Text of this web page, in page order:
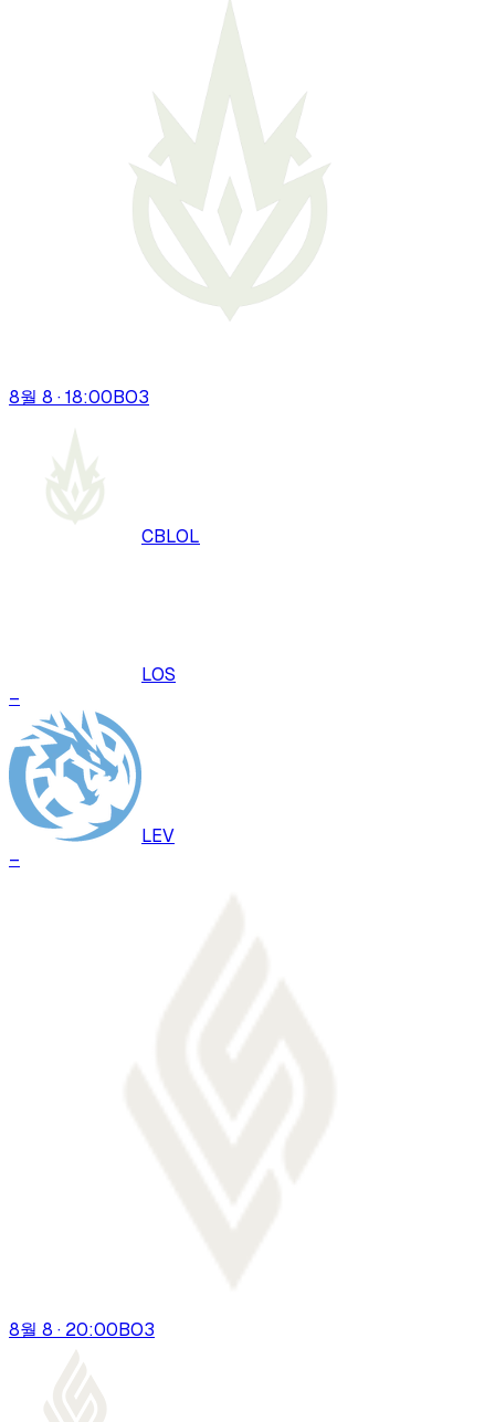
8월 8 · 18:00BO3
CBLOL
LOS
–
LEV
–
8월 8 · 20:00BO3